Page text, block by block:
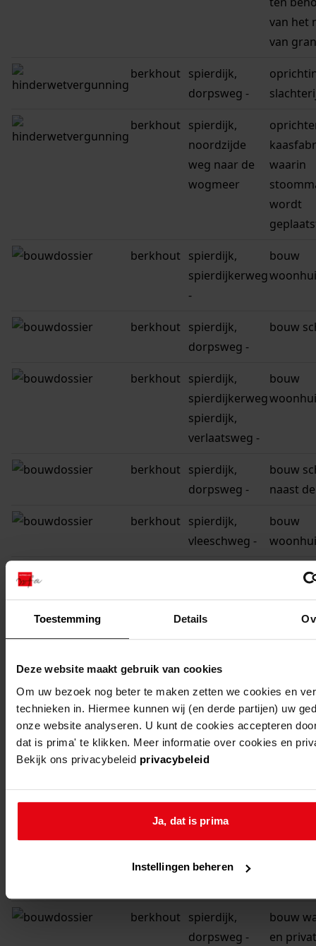
Toestemming Details
Deze website maakt gebruik van cookies
Om uw bezoek nog beter te maken zetten we cookies en
technieken in. Hiermee kunnen wij (en derde partijen) uw
onze website analyseren. U kunt de cookies accepteren
dat is prima' te klikken. Meer informatie over cookies en
Bekijk ons privacybeleid privacybeleid
Ja, dat is prima
Instellingen beheren
van het
van
berkhout spierdijk,
dorpsweg -
berkhout spierdijk,
noordzijde
weg naar de
wogmeer
waarin
wordt
berkhout spierdijk,
spierdijkerweg
-
bouw
berkhout spierdijk,
dorpsweg -
bouw
berkhout spierdijk,
spierdijkerweg
spierdijk,
verlaatsweg -
bouw
berkhout spierdijk,
dorpsweg -
bouw
naast
berkhout spierdijk,
vleeschweg -
bouw
aanleg
berkhout spierdijk,
dorpsweg wijk
c 68
bouw
dorpsweg wijk
c 46
berkhout spierdijk,
dorpsweg wijk
bouw
berkhout spierdijk,
dorpsweg -
bouw
en